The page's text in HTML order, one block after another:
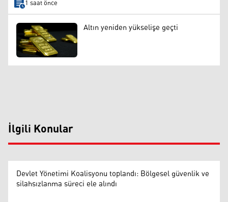
1 saat önce
Altın yeniden yükselişe geçti
İlgili Konular
Devlet Yönetimi Koalisyonu toplandı: Bölgesel güvenlik ve
silahsızlanma süreci ele alındı